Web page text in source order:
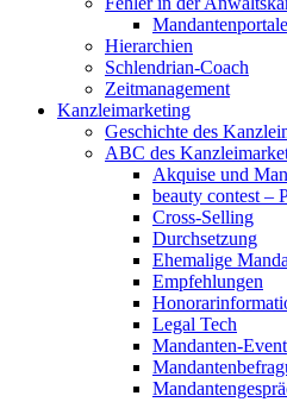
Hierarchien
Schlendrian-Coach
Zeitmanagement
Kanzleimarketing
Geschichte des
ABC des
Akquise und
beauty contest –
Cross-Selling
Durchsetzung
Ehemalige
Empfehlungen
Legal Tech
Mandanten-Event